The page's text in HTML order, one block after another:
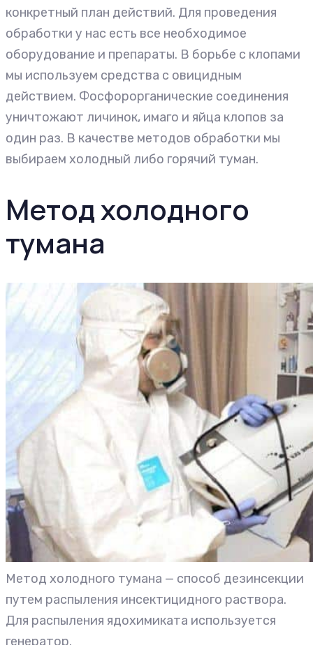
конкретный план действий. Для проведения
обработки у нас есть все необходимое
оборудование и препараты. В борьбе с клопами
мы используем средства с овицидным
действием. Фосфорорганические соединения
уничтожают личинок, имаго и яйца клопов за
один раз. В качестве методов обработки мы
выбираем холодный либо горячий туман.
Метод холодного
тумана
Метод холодного тумана — способ дезинсекции
путем распыления инсектицидного раствора.
Для распыления ядохимиката используется
генератор.